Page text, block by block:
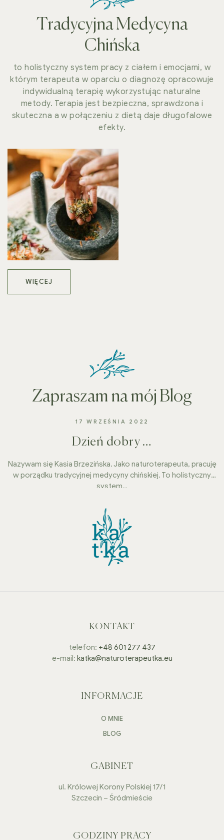
Tradycyjna Medycyna
Chińska
to holistyczny system pracy z ciałem i emocjami, w
którym terapeuta w oparciu o diagnozę opracowuje
indywidualną terapię wykorzystując naturalne
metody. Terapia jest bezpieczna, sprawdzona i
skuteczna a w połączeniu z dietą daje długofalowe
efekty.
WIĘCEJ
Zapraszam na mój Blog
17 WRZEŚNIA 2022
Dzień dobry …
Nazywam się Kasia Brzezińska. Jako naturoterapeuta, pracuję
w porządku tradycyjnej medycyny chińskiej. To holistyczny
system…
KONTAKT
telefon: +48 601 277 437
e-mail: katka@naturoterapeutka.eu
INFORMACJE
O MNIE
BLOG
GABINET
ul. Królowej Korony Polskiej 17/1
Szczecin – Śródmieście
GODZINY PRACY